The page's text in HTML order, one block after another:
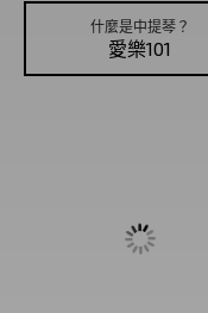
什麼是中提琴？
愛樂101